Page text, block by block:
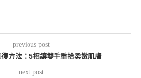
previous post
方法：5招讓雙手重拾柔嫩肌膚
next post